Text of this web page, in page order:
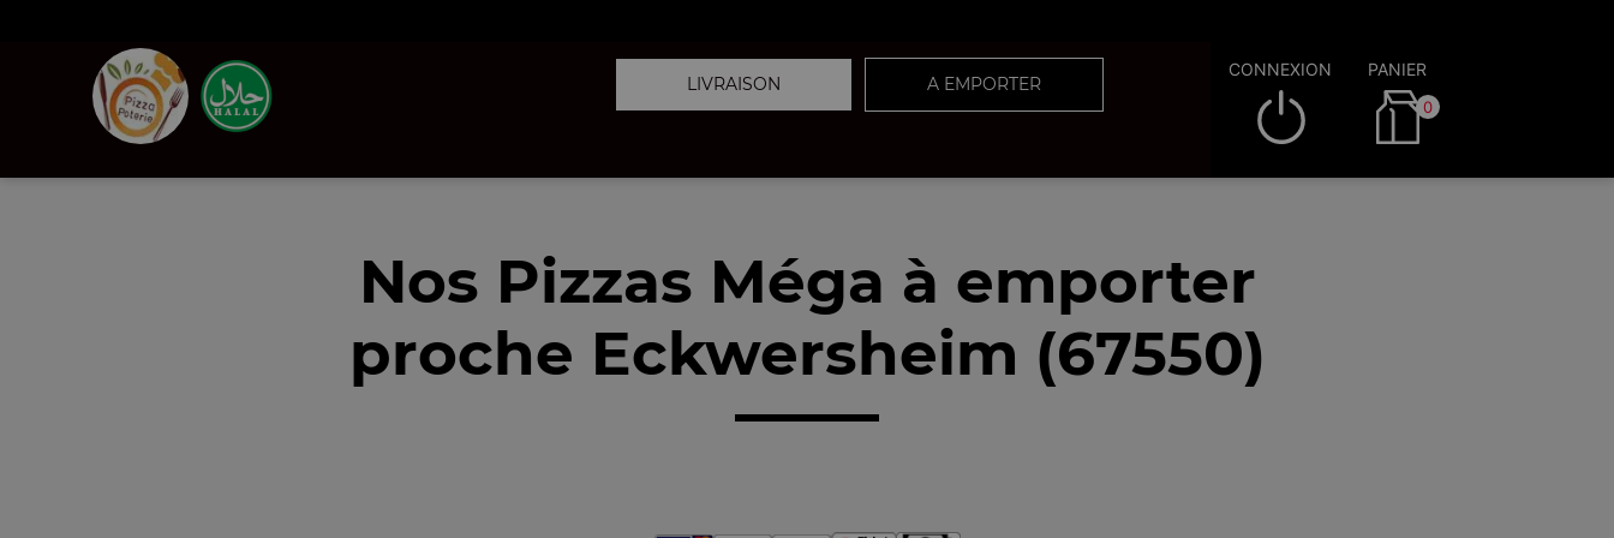
LIVRAISON A EMPORTER
CONNEXION PANIER
0
Nos Pizzas Méga à emporter
proche Eckwersheim (67550)